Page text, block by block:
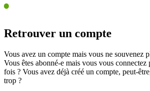
Retrouver un compte
Vous avez un compte mais vous ne souvenez
Vous êtes abonné-e mais vous vous connectez
fois ? Vous avez déjà créé un compte, peut-
trop ?